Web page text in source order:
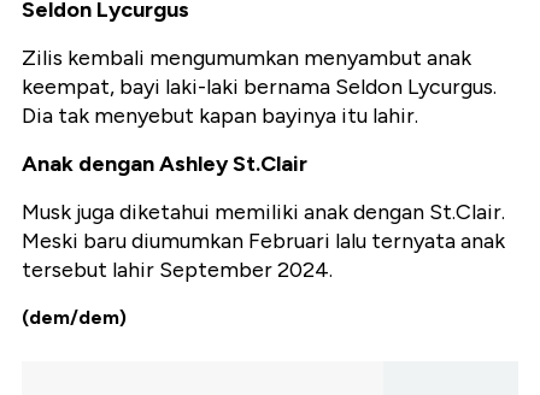
Seldon Lycurgus
Zilis kembali mengumumkan menyambut anak
keempat, bayi laki-laki bernama Seldon Lycurgus.
Dia tak menyebut kapan bayinya itu lahir.
Anak dengan Ashley St.Clair
Musk juga diketahui memiliki anak dengan St.Clair.
Meski baru diumumkan Februari lalu ternyata anak
tersebut lahir September 2024.
(dem/dem)